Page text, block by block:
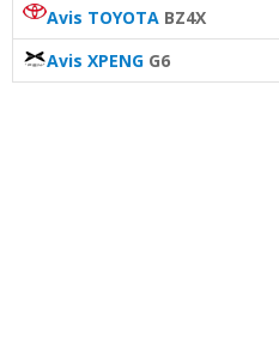
Avis TOYOTA BZ4X
Avis XPENG G6